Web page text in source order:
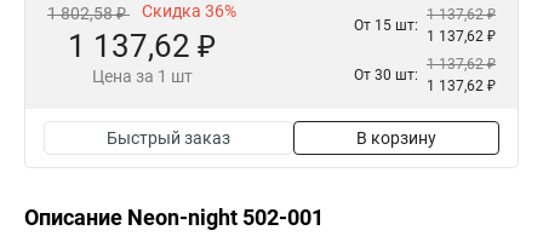
1 802,58 ₽ Скидка 36%
1 137,62 ₽
Цена за 1 шт
От 15 шт:
1 137,62 ₽
1 137,62 ₽
От 30 шт:
1 137,62 ₽
1 137,62 ₽
Быстрый заказ В корзину
Описание Neon-night 502-001